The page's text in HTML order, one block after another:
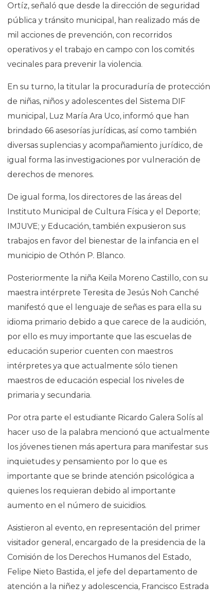
Ortíz, señaló que desde la dirección de seguridad
pública y tránsito municipal, han realizado más de
mil acciones de prevención, con recorridos
operativos y el trabajo en campo con los comités
vecinales para prevenir la violencia.
En su turno, la titular la procuraduría de protección
de niñas, niños y adolescentes del Sistema DIF
municipal, Luz María Ara Uco, informó que han
brindado 66 asesorías jurídicas, así como también
diversas suplencias y acompañamiento jurídico, de
igual forma las investigaciones por vulneración de
derechos de menores.
De igual forma, los directores de las áreas del
Instituto Municipal de Cultura Física y el Deporte;
IMJUVE; y Educación, también expusieron sus
trabajos en favor del bienestar de la infancia en el
municipio de Othón P. Blanco.
Posteriormente la niña Keila Moreno Castillo, con su
maestra intérprete Teresita de Jesús Noh Canché
manifestó que el lenguaje de señas es para ella su
idioma primario debido a que carece de la audición,
por ello es muy importante que las escuelas de
educación superior cuenten con maestros
intérpretes ya que actualmente sólo tienen
maestros de educación especial los niveles de
primaria y secundaria.
Por otra parte el estudiante Ricardo Galera Solís al
hacer uso de la palabra mencionó que actualmente
los jóvenes tienen más apertura para manifestar sus
inquietudes y pensamiento por lo que es
importante que se brinde atención psicológica a
quienes los requieran debido al importante
aumento en el número de suicidios.
Asistieron al evento, en representación del primer
visitador general, encargado de la presidencia de la
Comisión de los Derechos Humanos del Estado,
Felipe Nieto Bastida, el jefe del departamento de
atención a la niñez y adolescencia, Francisco Estrada